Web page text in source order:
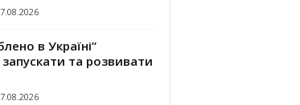
в Україні”
та розвивати